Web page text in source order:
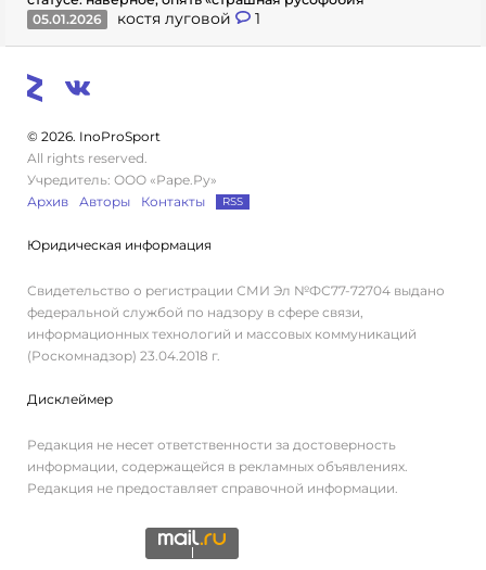
05.01.2026
костя луговой 1
© 2026. InoProSport
All rights reserved.
Учредитель: ООО «Раре.Ру»
Архив
Авторы Контакты RSS
Юридическая информация
Свидетельство о регистрации СМИ Эл №ФС77-72704 выдано
федеральной службой по надзору в сфере связи,
информационных технологий и массовых коммуникаций
(Роскомнадзор) 23.04.2018 г.
Дисклеймер
Редакция не несет ответственности за достоверность
информации, содержащейся в рекламных объявлениях.
Редакция не предоставляет справочной информации.